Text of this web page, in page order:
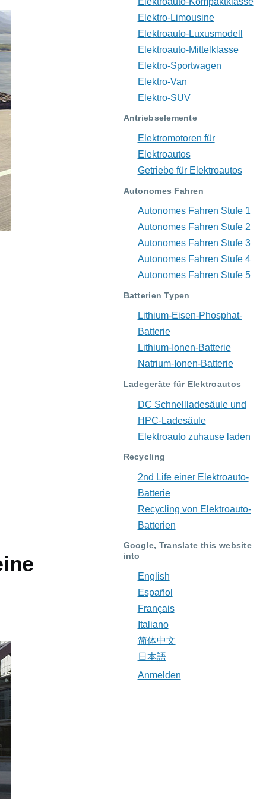
Elektro-Limousine
Elektroauto-Luxusmodell
Elektroauto-Mittelklasse
Elektro-Sportwagen
Elektro-Van
Elektro-SUV
Antriebselemente
Elektromotoren für
Elektroautos
Getriebe für Elektroautos
Autonomes Fahren
Autonomes Fahren Stufe 1
Autonomes Fahren Stufe 2
Autonomes Fahren Stufe 3
Autonomes Fahren Stufe 4
Autonomes Fahren Stufe 5
Batterien Typen
Lithium-Eisen-Phosphat-
Batterie
Lithium-Ionen-Batterie
Natrium-Ionen-Batterie
Ladegeräte für Elektroautos
DC Schnellladesäule und
HPC-Ladesäule
Elektroauto zuhause laden
Recycling
2nd Life einer Elektroauto-
Batterie
Recycling von Elektroauto-
Batterien
Google, Translate this website
into
English
Español
Français
Italiano
简体中文
日本語
Benutzermenü
Anmelden